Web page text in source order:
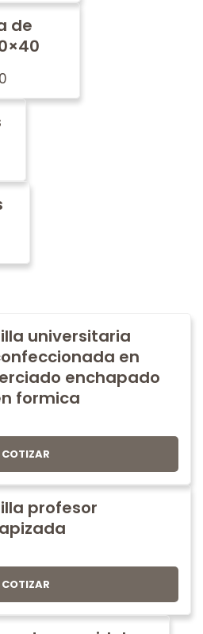
de
universitaria
en
enchapado
formica
COTIZAR
profesor
COTIZAR